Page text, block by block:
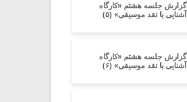
گزارش جلسه هشتم «کارگاه
آشنایی با نقد موسیقی» (۵)
گزارش جلسه هشتم «کارگاه
آشنایی با نقد موسیقی» (۶)